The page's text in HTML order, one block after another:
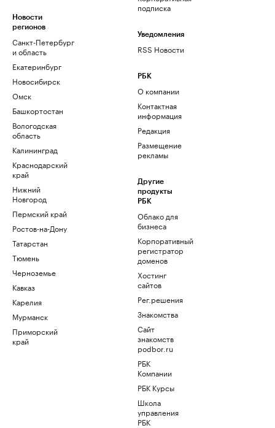
Новости
регионов
Санкт-Петербург
и область
Екатеринбург
Новосибирск
Омск
Башкортостан
Вологодская
область
Калининград
Краснодарский
край
Нижний
Новгород
Пермский край
Ростов-на-Дону
Татарстан
Тюмень
Черноземье
Кавказ
Карелия
Мурманск
Приморский
край
подписка
Уведомления
RSS Новости
РБК
О компании
Контактная
информация
Редакция
Размещение
рекламы
Другие
продукты
РБК
Облако для
бизнеса
Корпоративный
регистратор
доменов
Хостинг
сайтов
Рег.решения
Знакомства
Сайт
знакомств
podbor.ru
РБК
Компании
РБК Курсы
Школа
управления
РБК